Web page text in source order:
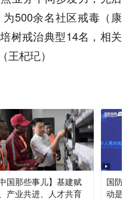
500余名社区戒毒（康
树戒治典型14名，相关
杞玘）
中国那些事儿】基建赋
产业共进、人才共育
国防
动是